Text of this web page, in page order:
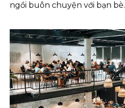
ngồi buôn chuyện với bạn bè.